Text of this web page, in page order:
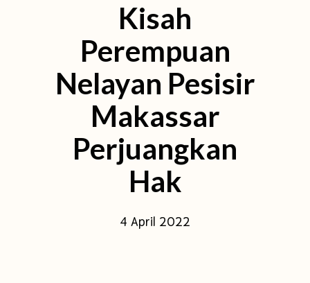
Kisah
Perempuan
Nelayan Pesisir
Makassar
Perjuangkan
Hak
4 April 2022